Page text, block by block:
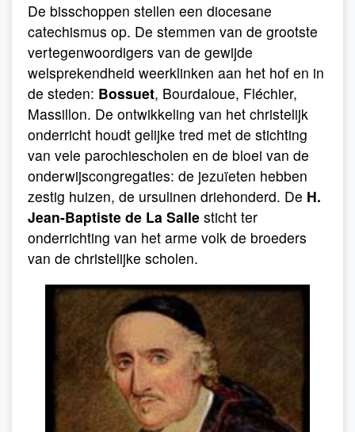
De bisschoppen stellen een diocesane
catechismus op. De stemmen van de grootste
vertegenwoordigers van de gewijde
welsprekendheid weerklinken aan het hof en in
de steden: Bossuet, Bourdaloue, Fléchier,
Massillon. De ontwikkeling van het christelijk
onderricht houdt gelijke tred met de stichting
van vele parochiescholen en de bloei van de
onderwijscongregaties: de jezuïeten hebben
zestig huizen, de ursulinen driehonderd. De H.
Jean-Baptiste de La Salle sticht ter
onderrichting van het arme volk de broeders
van de christelijke scholen.